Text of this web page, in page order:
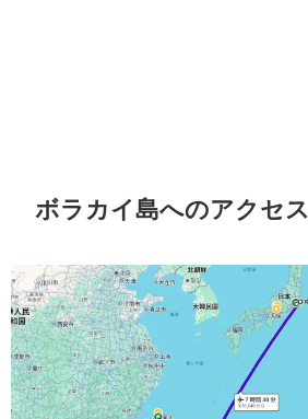
ボラカイ島へのアクセス